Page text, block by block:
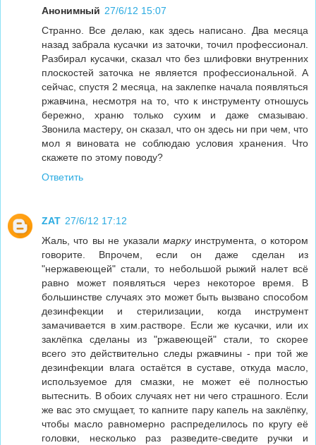
Анонимный 27/6/12 15:07
Странно. Все делаю, как здесь написано. Два месяца
назад забрала кусачки из заточки, точил профессионал.
Разбирал кусачки, сказал что без шлифовки внутренних
плоскостей заточка не является профессиональной. А
сейчас, спустя 2 месяца, на заклепке начала появляться
ржавчина, несмотря на то, что к инструменту отношусь
бережно, храню только сухим и даже смазываю.
Звонила мастеру, он сказал, что он здесь ни при чем, что
мол я виновата не соблюдаю условия хранения. Что
скажете по этому поводу?
Ответить
ZAT 27/6/12 17:12
Жаль, что вы не указали маркуинструмента, о котором
говорите. Впрочем, если он даже сделан из
"нержавеющей" стали, то небольшой рыжий налет всё
равно может появляться через некоторое время. В
большинстве случаях это может быть вызвано способом
дезинфекции и стерилизации, когда инструмент
замачивается в хим.растворе. Если же кусачки, или их
заклёпка сделаны из "ржавеющей" стали, то скорее
всего это действительно следы ржавчины - при той же
дезинфекции влага остаётся в суставе, откуда масло,
используемое для смазки, не может её полностью
вытеснить. В обоих случаях нет ни чего страшного. Если
же вас это смущает, то капните пару капель на заклёпку,
чтобы масло равномерно распределилось по кругу её
головки, несколько раз разведите-сведите ручки и